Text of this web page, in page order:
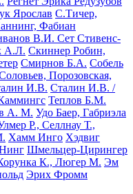
Ярослав С.Тичер,
Фабиан
В.И. Сет Стивенс-
А.Л. Скиннер Робин,
Смирнов Б.А. Собель
Порозовская,
И.В. Сталин И.В. /
Теплов Б.М.
А. М. Удо Баер, Габриэла
Р., Селлнау Т.,
Хамм Инго Хэдвиг
Шмельцер-Цирингер
К., Люгер М. Эм
Эрих Фромм